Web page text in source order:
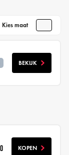
Kies maat
BEKIJK
KOPEN